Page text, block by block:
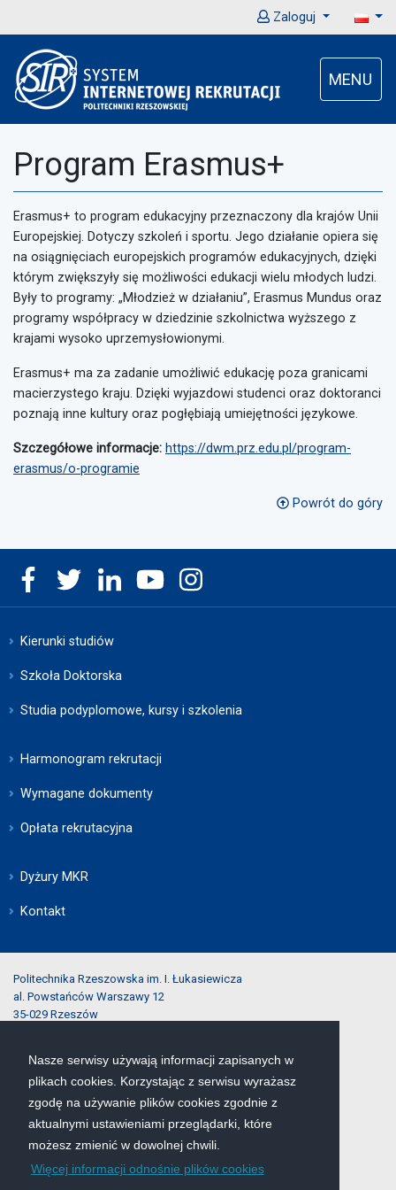
Nasze serwisy używają informacji zapisanych w
plikach cookies. Korzystając z serwisu wyrażasz
zgodę na używanie plików cookies zgodnie z
aktualnymi ustawieniami przeglądarki, które
możesz zmienić w dowolnej chwili.
Więcej informacji odnośnie plików cookies
Zaloguj
MENU
Program Erasmus+
Erasmus+ to program edukacyjny przeznaczony dla krajów Unii
Europejskiej. Dotyczy szkoleń i sportu. Jego działanie opiera się
na osiągnięciach europejskich programów edukacyjnych, dzięki
którym zwiększyły się możliwości edukacji wielu młodych ludzi.
Były to programy: „Młodzież w działaniu”, Erasmus Mundus oraz
programy współpracy w dziedzinie szkolnictwa wyższego z
krajami wysoko uprzemysłowionymi.
Erasmus+ ma za zadanie umożliwić edukację poza granicami
macierzystego kraju. Dzięki wyjazdowi studenci oraz doktoranci
poznają inne kultury oraz pogłębiają umiejętności językowe.
Szczegółowe informacje: https://dwm.prz.edu.pl/program-
erasmus/o-programie
Powrót do góry
Kierunki studiów
Szkoła Doktorska
Studia podyplomowe, kursy i szkolenia
Harmonogram rekrutacji
Wymagane dokumenty
Opłata rekrutacyjna
Dyżury MKR
Kontakt
Politechnika Rzeszowska im. I. Łukasiewicza
al. Powstańców Warszawy 12
35-029 Rzeszów
tel.:(17) 743-25-40
e-mail: rekrutacja@prz.edu.pl
Mapa serwisu
Deklaracja dostępności